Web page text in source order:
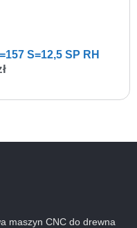
S=12,5 SP RH
maszyn CNC do drewna